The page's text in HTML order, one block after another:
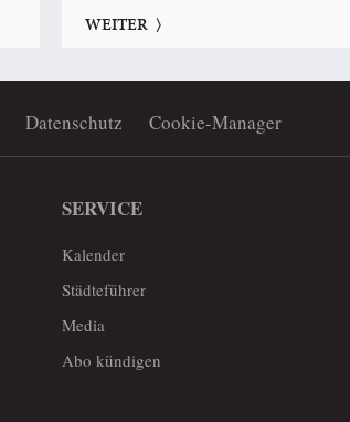
WEITER
Datenschutz Cookie-Manager
SERVICE
Kalender
Städteführer
Media
Abo kündigen